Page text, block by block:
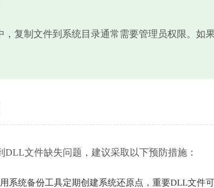
，复制文件到系统目录通常需要管理员权限。
DLL文件缺失问题，建议采取以下预防措施：
用系统备份工具定期创建系统还原点，重要DLL文件